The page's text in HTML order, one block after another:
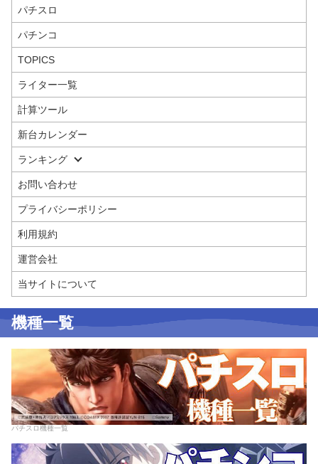
パチスロ
パチンコ
TOPICS
ライター一覧
計算ツール
新台カレンダー
ランキング
お問い合わせ
プライバシーポリシー
利用規約
運営会社
当サイトについて
機種一覧
パチスロ機種一覧